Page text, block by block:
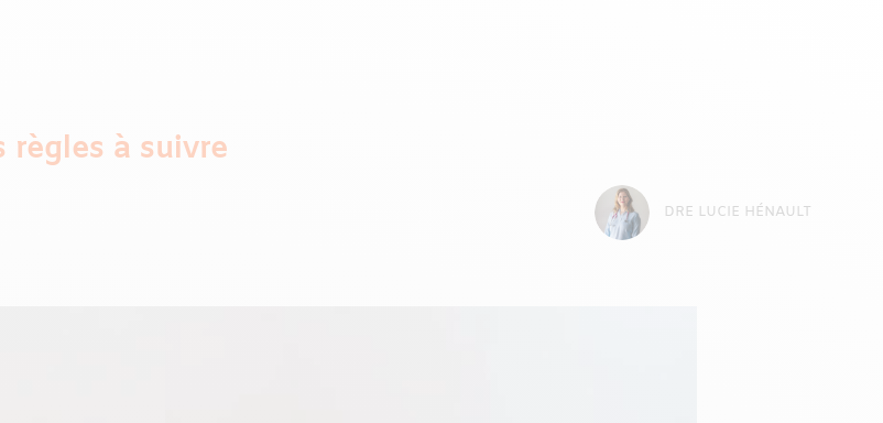
à suivre
DRE LUCIE HÉNAULT